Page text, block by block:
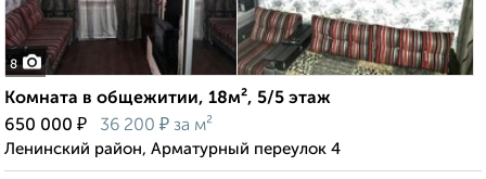
8
Комната в общежитии, 18м², 5/5 этаж
650 000 ₽ 36 200 ₽ за м²
Ленинский район, Арматурный переулок 4